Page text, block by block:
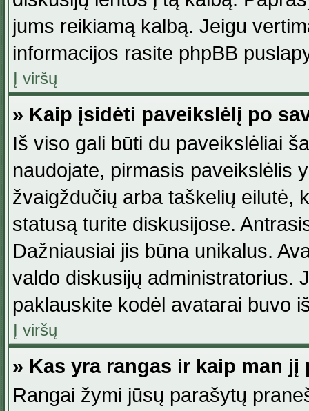
jums reikiamą kalbą. Jeigu
informacijos rasite phpBB
Į viršų
» Kaip įsidėti paveikslėlį po
Iš viso gali būti du paveikslėliai
naudojate, pirmasis paveikslėlis
žvaigždučių arba taškelių eilutė,
statusą turite diskusijose.
Dažniausiai jis būna unikalus.
valdo diskusijų administratorius.
paklauskite kodėl avatarai buvo
Į viršų
» Kas yra rangas ir kaip man jį
Rangai žymi jūsų parašytų